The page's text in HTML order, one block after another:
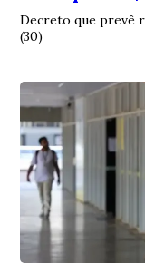
Decreto que prevê
(30)